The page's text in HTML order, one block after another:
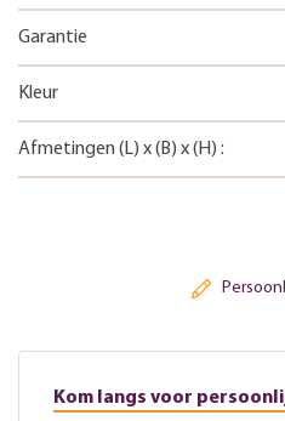
Garantie
Kleur
Afmetingen (L) x(B) x(H) :
Kom langs voor